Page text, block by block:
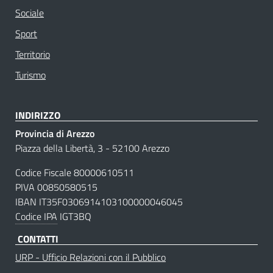
Sociale
Sport
Territorio
Turismo
INDIRIZZO
Provincia di Arezzo
Piazza della Libertà, 3 - 52100 Arezzo
Codice Fiscale 80000610511
PIVA 00850580515
IBAN IT35F0306914103100000046045
Codice IPA IGT3BQ
CONTATTI
URP - Ufficio Relazioni con il Pubblico